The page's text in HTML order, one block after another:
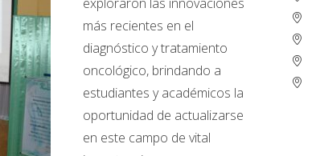
más recientes en el
diagnóstico y tratamiento
oncológico, brindando a
estudiantes y académicos la
oportunidad de actualizarse
en este campo de vital